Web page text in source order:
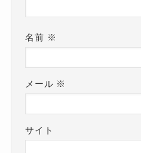
名前 ※
メール ※
サイト